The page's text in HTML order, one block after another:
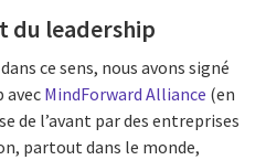
du leadership
ce sens, nous avons signé
avec MindForward Alliance (en
de l’avant par des entreprises
partout dans le monde,